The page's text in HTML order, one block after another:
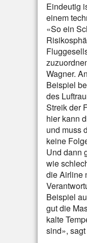
Eindeutig
einem
«So ein
Wagner.
Beispiel
des
Streik der
hier kann
und muss
keine
Und dann
wie
die Airline
Beispiel
gut die
kalte
sind»,